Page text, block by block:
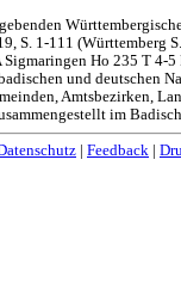
S. 1-111
Ho 235 T 4-5
und deutschen
Amtsbezirken,
im
Feedback